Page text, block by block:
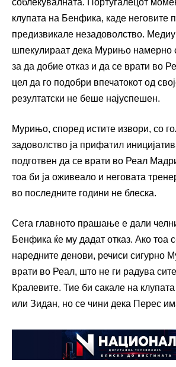
соблекувалната. Португалецот
клупата на Бенфика, каде неговите
предизвикале незадоволство.
шпекулираат дека Мурињо намерно
за да добие отказ и да се врати во
цел да го подобри впечатокот од
резултатски не беше најуспешен.
Мурињо, според истите извори, со
задоволство ја прифатил
подготвен да се врати во Реал
тоа би ја оживеало и неговата
во последните години не блеска.
Сега главното прашање е дали
Бенфика ќе му дадат отказ. Ако тоа
наредните денови, речиси сигурно
врати во Реал, што не ги радува
Кралевите. Тие би сакале на
или Зидан, но се чини дека Перес